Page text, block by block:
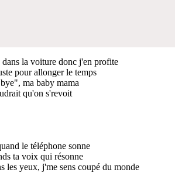
dans la voiture donc j'en profite
pour allonger le temps
ma baby mama
qu'on s'revoit
le téléphone sonne
ta voix qui résonne
les yeux, j'me sens coupé du monde